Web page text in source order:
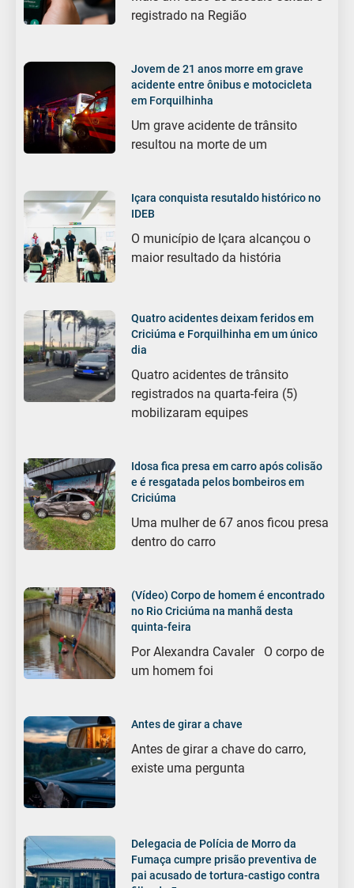
registrado na Região
Jovem de 21 anos morre em grave
acidente entre ônibus e motocicleta
em Forquilhinha
Um grave acidente de trânsito
resultou na morte de um
Içara conquista resutaldo histórico no
IDEB
O município de Içara alcançou o
maior resultado da história
Quatro acidentes deixam feridos em
Criciúma e Forquilhinha em um único
dia
Quatro acidentes de trânsito
registrados na quarta-feira (5)
mobilizaram equipes
Idosa fica presa em carro após colisão
e é resgatada pelos bombeiros em
Criciúma
Uma mulher de 67 anos ficou presa
dentro do carro
(Vídeo) Corpo de homem é encontrado
no Rio Criciúma na manhã desta
quinta-feira
Por Alexandra Cavaler O corpo de
um homem foi
Antes de girar a chave
Antes de girar a chave do carro,
existe uma pergunta
Delegacia de Polícia de Morro da
Fumaça cumpre prisão preventiva de
pai acusado de tortura-castigo contra